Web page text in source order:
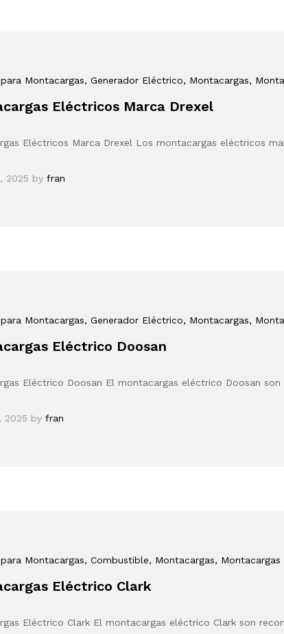
Montacargas, Generador Eléctrico, Montacargas,
Eléctricos Marca Drexel
Eléctricos Marca Drexel Los montacargas eléctricos
2025 by fran
Montacargas, Generador Eléctrico, Montacargas,
Eléctrico Doosan
Eléctrico Doosan El montacargas eléctrico Doosan
2025 by fran
Montacargas, Combustible, Montacargas, Montacargas
Eléctrico Clark
Eléctrico Clark El montacargas eléctrico Clark son